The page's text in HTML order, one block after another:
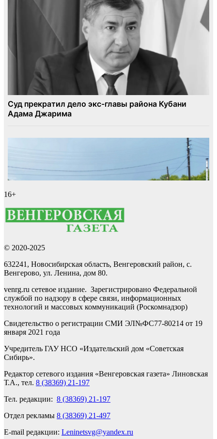
16+
© 2020-2025
632241, Новосибирская область, Венгеровский район, с.
Венгерово, ул. Ленина, дом 80.
venrg.ru сетевое издание. Зарегистрировано Федеральной
службой по надзору в сфере связи, информационных
технологий и массовых коммуникаций (Роскомнадзор)
Свидетельство о регистрации СМИ ЭЛ№ФС77-80214 от 19
января 2021 года
Учредитель ГАУ НСО «Издательский дом «Советская
Сибирь».
Редактор сетевого издания «Венгеровская газета» Линовская
Т.А., тел. 8 (38369) 21-197
Тел. редакции: 8 (38369) 21-197
Отдел рекламы 8 (38369) 21-497
E-mail редакции: Leninetsvg@yandex.ru